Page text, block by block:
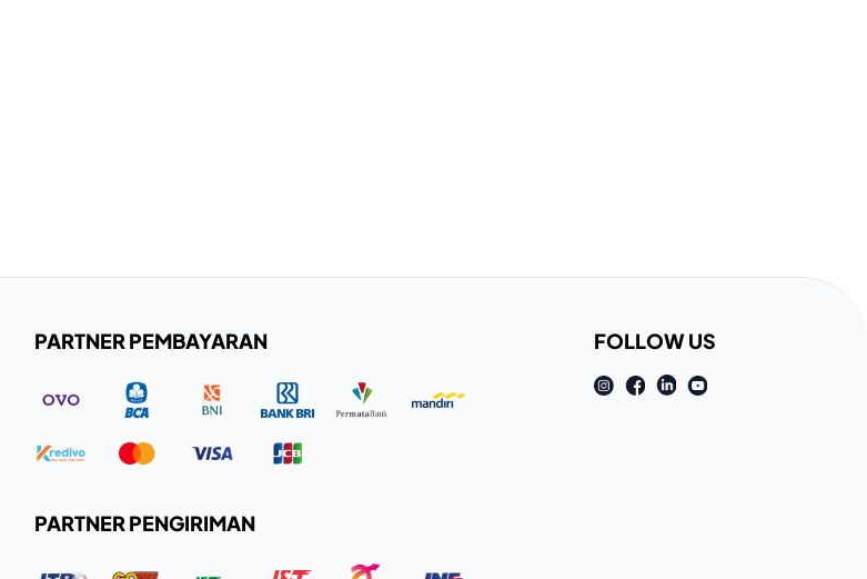
PARTNER PEMBAYARAN
PARTNER PENGIRIMAN
FOLLOW US